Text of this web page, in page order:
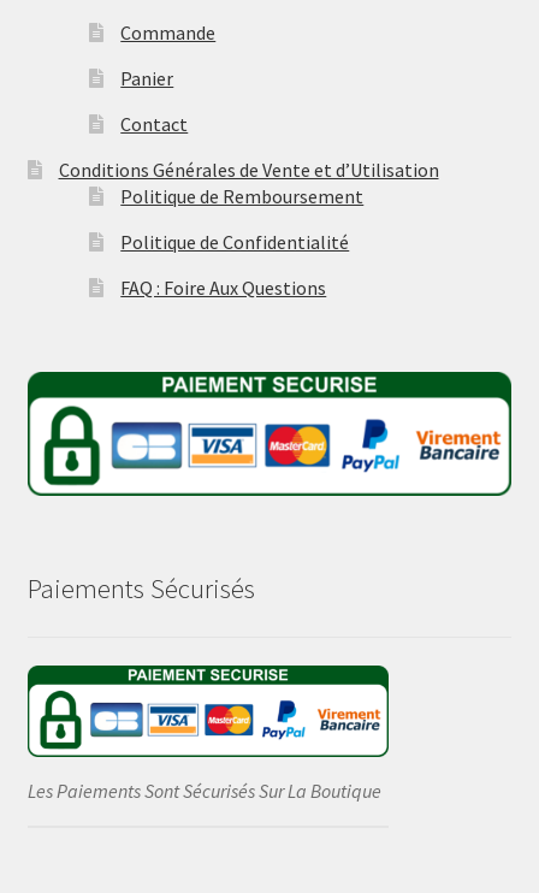
Commande
Panier
Contact
Conditions Générales de Vente et d’Utilisation
Politique de Remboursement
Politique de Confidentialité
FAQ : Foire Aux Questions
Paiements Sécurisés
Les Paiements Sont Sécurisés Sur La Boutique